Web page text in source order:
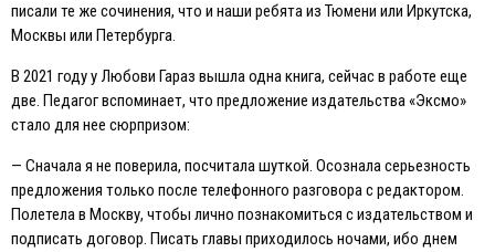
писали те же сочинения, что и наши ребята из Тюмени или Иркутска,
Москвы или Петербурга.
В 2021 году у Любови Гараз вышла одна книга, сейчас в работе еще
две. Педагог вспоминает, что предложение издательства «Эксмо»
стало для нее сюрпризом:
— Сначала я не поверила, посчитала шуткой. Осознала серьезность
предложения только после телефонного разговора с редактором.
Полетела в Москву, чтобы лично познакомиться с издательством и
подписать договор. Писать главы приходилось ночами, ибо днем